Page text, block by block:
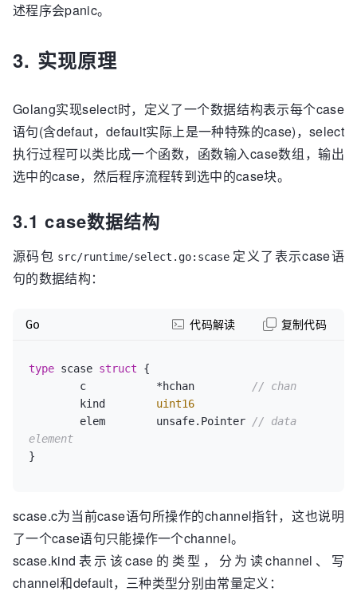
述程序会panic。
3. 实现原理
Golang实现select时，定义了一个数据结构表示每个case
语句(含defaut，default实际上是一种特殊的case)，select
执行过程可以类比成一个函数，函数输入case数组，输出
选中的case，然后程序流程转到选中的case块。
3.1 case数据结构
源码包 src/runtime/select.go:scase 定义了表示case语
句的数据结构：
type scase struct {
	c           *hchan
// chan
	kind
uint16
	elem        unsafe.Pointer
// data
element
Go 代码解读 复制代码
scase.c为当前case语句所操作的channel指针，这也说明
了一个case语句只能操作一个channel。
scase.kind表示该case的类型，分为读channel、写
channel和default，三种类型分别由常量定义：